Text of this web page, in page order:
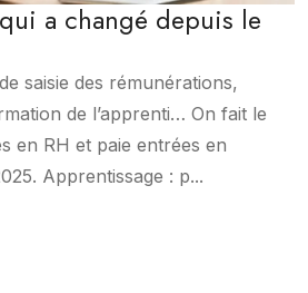
a changé depuis le
saisie des rémunérations,
de l’apprenti… On fait le
en RH et paie entrées en
Apprentissage : p...